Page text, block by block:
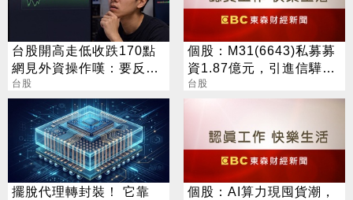
台股開高走低收跌170點
網見外資操作嘆：要反轉
了嗎？
台股
個股：M31(6643)私募募
資1.87億元，引進信驊為
策略性投資人
台股
擺脫代理轉封裝！ 它靠
個股：AI算力現囤貨潮，